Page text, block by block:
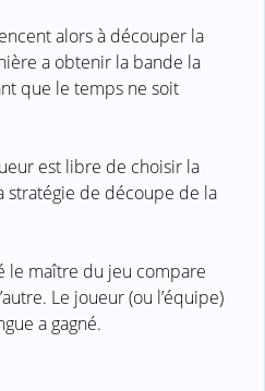
alors à découper la
a obtenir la bande la
que le temps ne soit
est libre de choisir la
stratégie de découpe de la
le maître du jeu compare
Le joueur (ou l’équipe)
a gagné.